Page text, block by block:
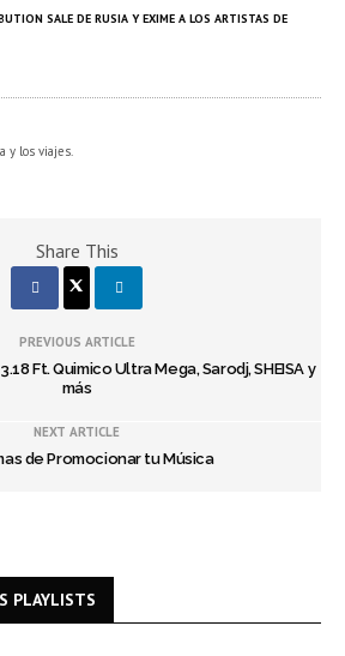
SALE DE RUSIA Y EXIME A LOS ARTISTAS DE
y los viajes.
Share This
PREVIOUS ARTICLE
Ft. Quimico Ultra Mega, Sarodj, SHEISA y
más
NEXT ARTICLE
de Promocionar tu Música
PLAYLISTS